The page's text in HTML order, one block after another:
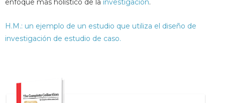
enfoque más holístico de la investigación.
H.M.: un ejemplo de un estudio que utiliza el diseño de
investigación de estudio de caso.